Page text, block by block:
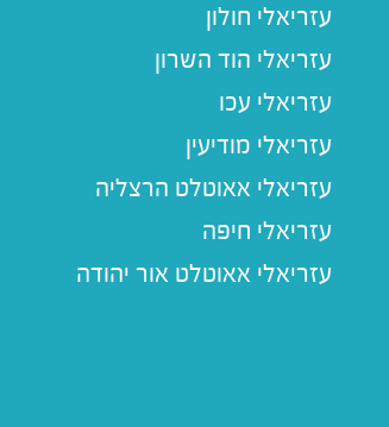
עזריאלי חולון
עזריאלי הוד השרון
עזריאלי עכו
עזריאלי מודיעין
עזריאלי אאוטלט הרצליה
עזריאלי חיפה
עזריאלי אאוטלט אור יהודה